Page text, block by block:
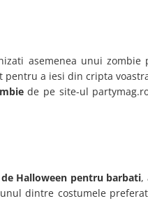
asemenea unui zombie
a iesi din cripta
de pe site-ul
Halloween pentru barbati,
dintre costumele